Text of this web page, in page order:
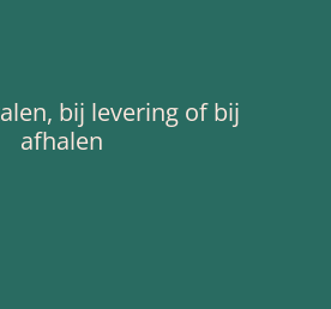
bij levering of bij
afhalen